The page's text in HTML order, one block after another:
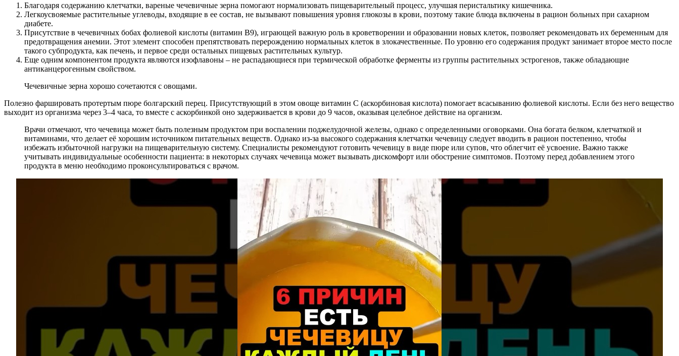
Благодаря содержанию клетчатки, вареные чечевичные зерна помогают нормализовать пищеварительный процесс, улучшая перистальтику кишечника.
Легкоусвояемые растительные углеводы, входящие в ее состав, не вызывают повышения уровня глюкозы в крови, поэтому такие блюда включены в рацион больных при сахарном
диабете.
Присутствие в чечевичных бобах фолиевой кислоты (витамин В9), играющей важную роль в кроветворении и образовании новых клеток, позволяет рекомендовать их беременным для
предотвращения анемии. Этот элемент способен препятствовать перерождению нормальных клеток в злокачественные. По уровню его содержания продукт занимает второе место после
такого субпродукта, как печень, и первое среди остальных пищевых растительных культур.
Еще одним компонентом продукта являются изофлавоны – не распадающиеся при термической обработке ферменты из группы растительных эстрогенов, также обладающие
антиканцерогенным свойством.
Чечевичные зерна хорошо сочетаются с овощами.
Полезно фаршировать протертым пюре болгарский перец. Присутствующий в этом овоще витамин С (аскорбиновая кислота) помогает всасыванию фолиевой кислоты. Если без него вещество
выходит из организма через 3–4 часа, то вместе с аскорбинкой оно задерживается в крови до 9 часов, оказывая целебное действие на организм.
Врачи отмечают, что чечевица может быть полезным продуктом при воспалении поджелудочной железы, однако с определенными оговорками. Она богата белком, клетчаткой и
витаминами, что делает её хорошим источником питательных веществ. Однако из-за высокого содержания клетчатки чечевицу следует вводить в рацион постепенно, чтобы
избежать избыточной нагрузки на пищеварительную систему. Специалисты рекомендуют готовить чечевицу в виде пюре или супов, что облегчит её усвоение. Важно также
учитывать индивидуальные особенности пациента: в некоторых случаях чечевица может вызывать дискомфорт или обострение симптомов. Поэтому перед добавлением этого
продукта в меню необходимо проконсультироваться с врачом.